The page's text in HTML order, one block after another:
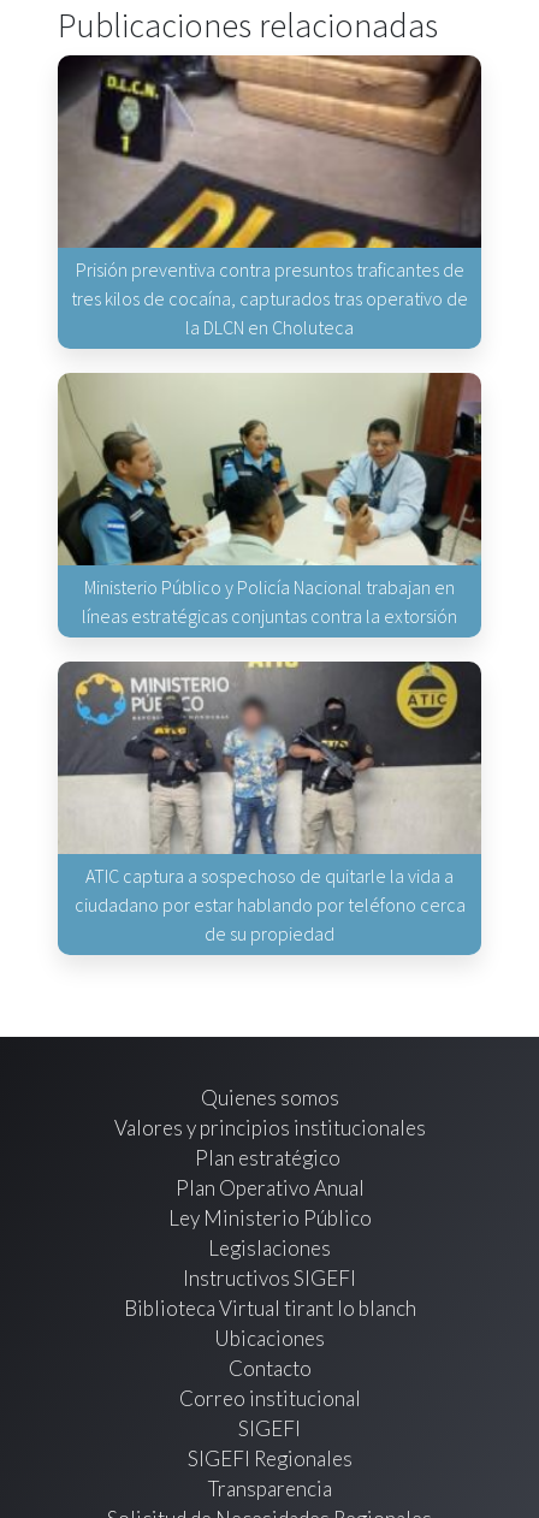
Publicaciones relacionadas
Prisión preventiva contra presuntos traficantes de
tres kilos de cocaína, capturados tras operativo de
la DLCN en Choluteca
Ministerio Público y Policía Nacional trabajan en
líneas estratégicas conjuntas contra la extorsión
ATIC captura a sospechoso de quitarle la vida a
ciudadano por estar hablando por teléfono cerca
de su propiedad
Quienes somos
Valores y principios institucionales
Plan estratégico
Plan Operativo Anual
Ley Ministerio Público
Legislaciones
Instructivos SIGEFI
Biblioteca Virtual tirant lo blanch
Ubicaciones
Contacto
Correo institucional
SIGEFI
SIGEFI Regionales
Transparencia